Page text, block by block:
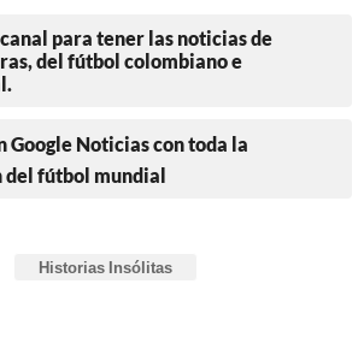
para tener las noticias de
del fútbol colombiano e
Google Noticias con toda la
fútbol mundial
Historias Insólitas